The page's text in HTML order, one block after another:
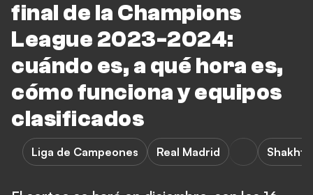
final de la Champions
League 2023-2024:
cuándo es, a qué hora es,
cómo funciona y equipos
clasificados
Liga de Campeones Real Madrid